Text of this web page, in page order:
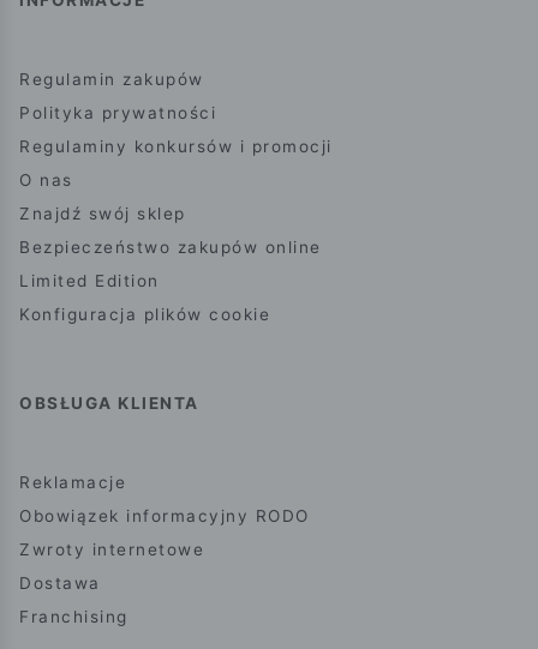
Regulamin zakupów
Polityka prywatności
Regulaminy konkursów i promocji
O nas
Znajdź swój sklep
Bezpieczeństwo zakupów online
Limited Edition
Konfiguracja plików cookie
OBSŁUGA KLIENTA
Reklamacje
Obowiązek informacyjny RODO
Zwroty internetowe
Dostawa
Franchising